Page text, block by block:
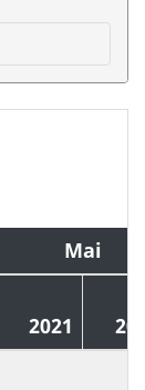
Mai
2021